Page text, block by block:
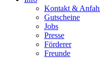
Kontakt &
Gutscheine
Jobs
Presse
Förderer
Freunde